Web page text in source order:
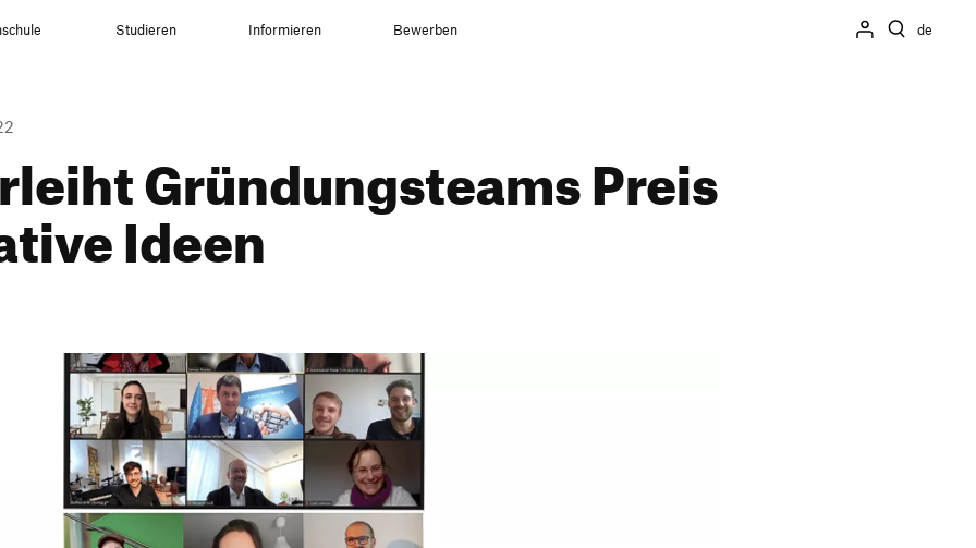
Studieren Informieren Bewerben de
Grün­dungs­teams Preis
Ideen